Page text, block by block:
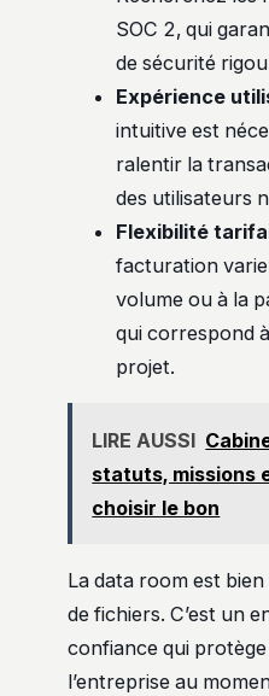
SOC 2, qui
de sécurité
Expérience
intuitive est
ralentir la
des utilisateurs
Flexibilité
facturation
volume ou à la
qui correspond
projet.
LIRE AUSSI
statuts, missions
choisir le bon
La data room est
de fichiers. C’est un
confiance qui
l’entreprise au